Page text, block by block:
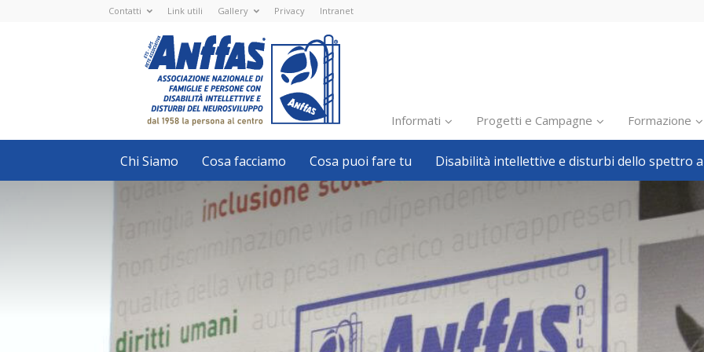
Contatti Link utili Gallery Privacy Intranet
Nazionale
ETS
-
APS
Associazione
Nazionale
di
Famiglie
e
con
disabilità
intellettive
neurosviluppo
Informati
Inclusione scolastica
Inclusione lavorativa
Politiche sociali
Pillole
Formazione
Avvisi, bandi
Welfare locale
Progetti e Campagne Formazione
Chi Siamo Cosa facciamo Cosa puoi fare tu Disabilità intellettive e disturbi dello spettro